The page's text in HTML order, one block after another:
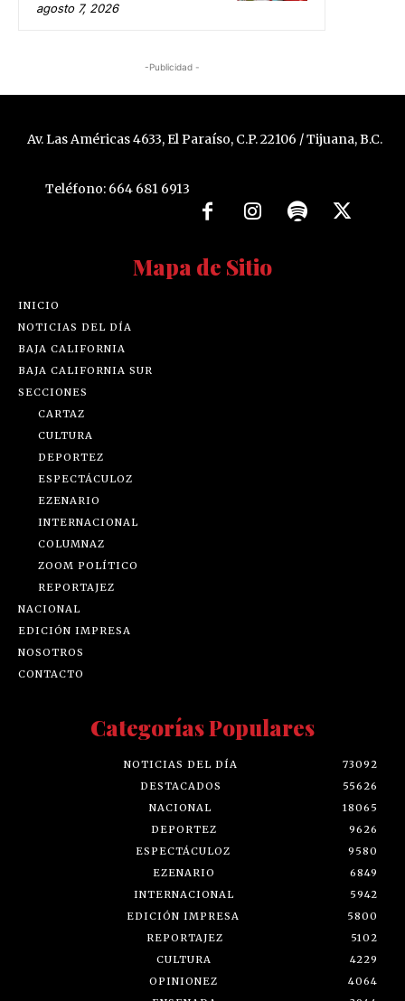
agosto 7, 2026
-Publicidad -
Av. Las Américas 4633, El Paraíso, C.P. 22106 / Tijuana, B.C.
Teléfono: 664 681 6913
Mapa de Sitio
INICIO
NOTICIAS DEL DÍA
BAJA CALIFORNIA
BAJA CALIFORNIA SUR
SECCIONES
CARTAZ
CULTURA
DEPORTEZ
ESPECTÁCULOZ
EZENARIO
INTERNACIONAL
COLUMNAZ
ZOOM POLÍTICO
REPORTAJEZ
NACIONAL
EDICIÓN IMPRESA
NOSOTROS
CONTACTO
Categorías Populares
NOTICIAS DEL DÍA
73092
DESTACADOS
55626
NACIONAL
18065
DEPORTEZ
9626
ESPECTÁCULOZ
9580
EZENARIO
6849
INTERNACIONAL
5942
EDICIÓN IMPRESA
5800
REPORTAJEZ
5102
CULTURA
4229
OPINIONEZ
4064